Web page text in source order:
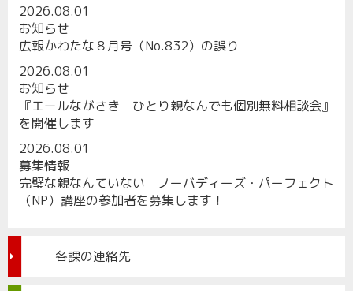
2026.08.01
お知らせ
広報かわたな８月号（No.832）の誤り
2026.08.01
お知らせ
『エールながさき ひとり親なんでも個別無料相談会』
を開催します
2026.08.01
募集情報
完璧な親なんていない ノーバディーズ・パーフェクト
（NP）講座の参加者を募集します！
各課の連絡先